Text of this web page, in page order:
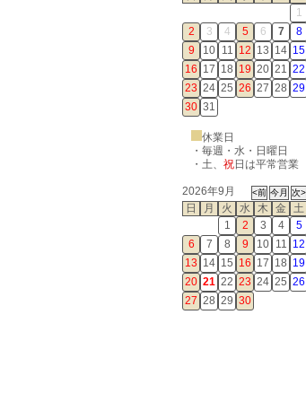
1
2
3 4 5 6 7
8
9
10 11 12 13 14 15
16 17 18 19 20 21 22
23 24 25 26 27 28 29
30 31
休業日
・毎週・水・日曜日
・ 土、 祝日は平常営業
2026年9月
日
月 火 水 木 金
土
1
2 3 4
5
6
7 8 9 10 11 12
13 14 15 16 17 18 19
20 21 22 23 24 25 26
27 28 29 30